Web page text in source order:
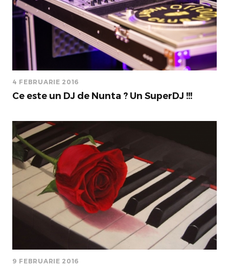
4 FEBRUARIE 2016
Ce este un DJ de Nunta ? Un SuperDJ !!!
9 FEBRUARIE 2016